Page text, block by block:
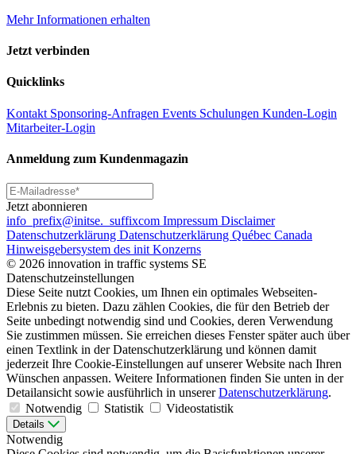
Mehr Informationen erhalten
Jetzt verbinden
Quicklinks
Kontakt Sponsoring-Anfragen Events Schulungen Kunden-Login
Mitarbeiter-Login
Anmeldung zum Kundenmagazin
Jetzt abonnieren
info _prefix@initse. _suffixcom Impressum Disclaimer
Datenschutzerklärung Datenschutzerklärung Québec Canada
Hinweisgebersystem des init Konzerns
© 2026 innovation in traffic systems SE
Datenschutzeinstellungen
Diese Seite nutzt Cookies, um Ihnen ein optimales Webseiten-
Erlebnis zu bieten. Dazu zählen Cookies, die für den Betrieb der
Seite unbedingt notwendig sind und Cookies, deren Verwendung
Sie zustimmen müssen. Sie erreichen dieses Fenster später auch über
einen Textlink in der Datenschutzerklärung und können damit
jederzeit Ihre Cookie-Einstellungen auf unserer Website nach Ihren
Wünschen anpassen. Weitere Informationen finden Sie unten in der
Detailansicht sowie ausführlich in unsererDatenschutzerklärung.
Notwendig
Statistik Videostatistik
Details
Notwendig